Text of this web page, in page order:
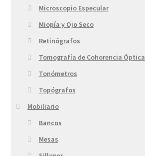
Microscopio Especular
Miopía y Ojo Seco
Retinógrafos
Tomografía de Cohorencia Óptica
Tonómetros
Topógrafos
Mobiliario
Bancos
Mesas